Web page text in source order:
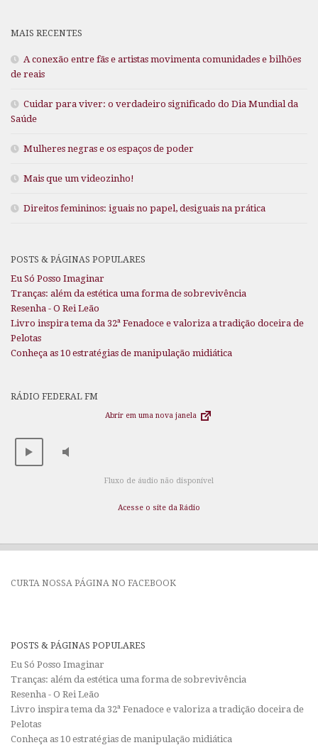
MAIS RECENTES
A conexão entre fãs e artistas movimenta comunidades e bilhões
de reais
Cuidar para viver: o verdadeiro significado do Dia Mundial da
Saúde
Mulheres negras e os espaços de poder
Mais que um videozinho!
Direitos femininos: iguais no papel, desiguais na prática
POSTS & PÁGINAS POPULARES
Eu Só Posso Imaginar
Tranças: além da estética uma forma de sobrevivência
Resenha - O Rei Leão
Livro inspira tema da 32ª Fenadoce e valoriza a tradição doceira de
Pelotas
Conheça as 10 estratégias de manipulação midiática
RÁDIO FEDERAL FM
Abrir em uma nova janela
Fluxo de áudio não disponível
Acesse o site da Rádio
CURTA NOSSA PÁGINA NO FACEBOOK
POSTS & PÁGINAS POPULARES
Eu Só Posso Imaginar
Tranças: além da estética uma forma de sobrevivência
Resenha - O Rei Leão
Livro inspira tema da 32ª Fenadoce e valoriza a tradição doceira de
Pelotas
Conheça as 10 estratégias de manipulação midiática